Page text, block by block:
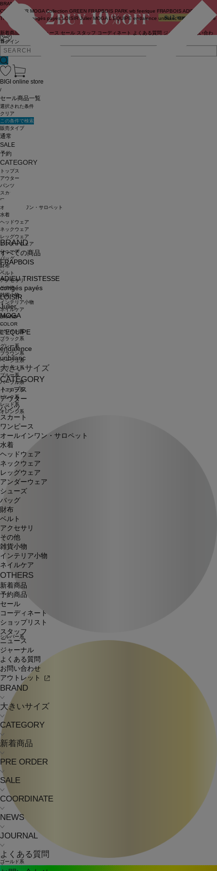
ログイン
BRAND
COUTURIER MOGA Collection GREEN FRAPBOIS PARK wb feerique FRAPBOIS ADIEU
TRISTESSE
congés payés LOISIR Julier MOGA L'EQUIPE endalence unbilanc BIGI online store
新着商品 ニュース セール スタッフ コーディネート よくある質問 ジャーナル
お問い合わ
せ
BRAND
すべての商品
FRAPBOIS
ADIEU TRISTESSE
congés payés
LOISIR
Julier
MOGA
L'EQUIPE
endalence
unbilanc
大きいサイズ
CATEGORY
トップス
アウター
パンツ
スカート
ワンピース
オールインワン・サロペット
水着
ヘッドウェア
ネックウェア
レッグウェア
アンダーウェア
シューズ
バッグ
財布
ベルト
アクセサリ
その他
雑貨小物
インテリア小物
ネイルケア
OTHERS
新着商品
予約商品
セール
コーディネート
ショップリスト
スタッフ
ニュース
ジャーナル
よくある質問
お問い合わせ
アウトレット
BRAND
大きいサイズ
CATEGORY
新着商品
PRE ORDER
SALE
COORDINATE
NEWS
JOURNAL
よくある質問
BIGI online store
/
セール商品一覧
選択された条件
クリア
この条件で検索
販売タイプ
通常
SALE
予約
CATEGORY
トップス
アウター
パンツ
スカート
ワンピース
オールインワン・サロペット
水着
ヘッドウェア
ネックウェア
レッグウェア
アンダーウェア
シューズ
バッグ
財布
ベルト
アクセサリ
その他
雑貨小物
インテリア小物
ネイルケア
BRAND
COLOR
ホワイト系
ブラック系
グレー系
ブラウン系
ベージュ系
グリーン系
ブルー系
パープル系
イエロー系
ピンク系
レッド系
オレンジ系
シルバー系
ゴールド系